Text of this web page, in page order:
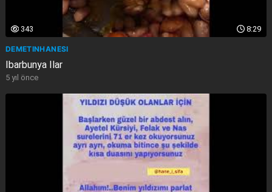
8:29
343
DEMETINHANESI
Ibarbunya Ilar
5 yıl önce